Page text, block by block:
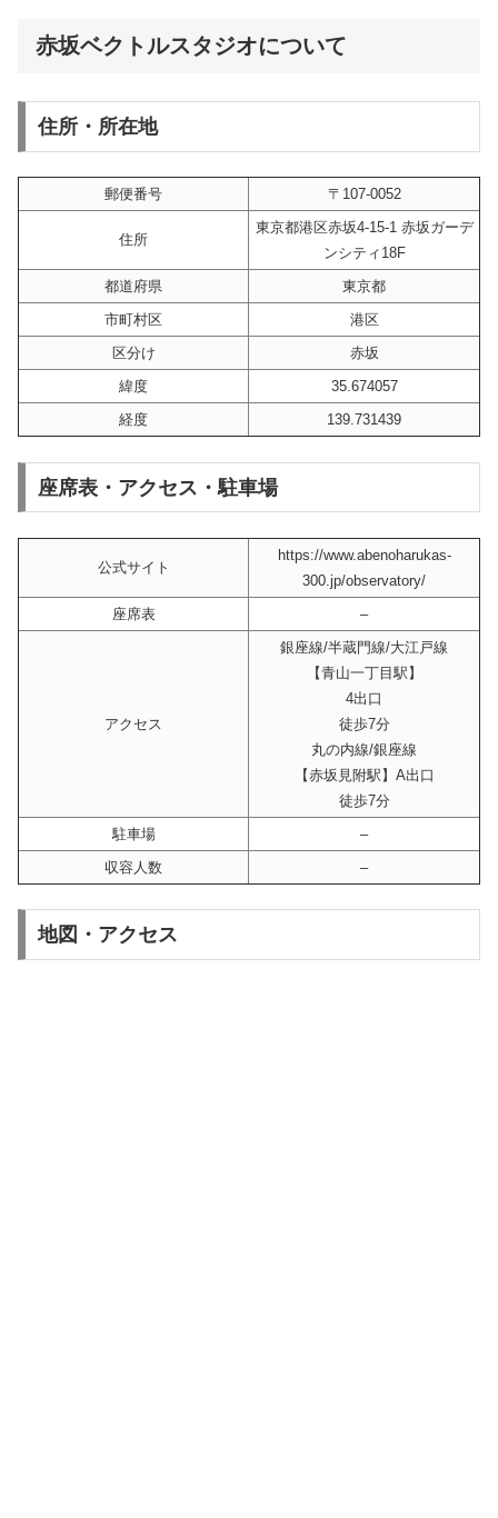
赤坂ベクトルスタジオについて
住所・所在地
郵便番号 〒107-0052
住所
東京都港区赤坂4-15-1 赤坂ガーデ
ンシティ18F
都道府県
東京都
市町村区
港区
区分け
赤坂
緯度
35.674057
経度
139.731439
座席表・アクセス・駐車場
公式サイト
https://www.abenoharukas-
300.jp/observatory/
座席表
–
アクセス
銀座線/半蔵門線/大江戸線
【青山一丁目駅】
4出口
徒歩7分
丸の内線/銀座線
【赤坂見附駅】A出口
徒歩7分
駐車場
–
収容人数
–
地図・アクセス